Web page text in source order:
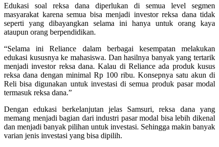
Edukasi soal reksa dana diperlukan di semua level segmen
masyarakat karena semua bisa menjadi investor reksa dana tidak
seperti yang dibayangkan selama ini hanya untuk orang kaya
ataupun orang berpendidikan.
“Selama ini Reliance dalam berbagai kesempatan melakukan
edukasi kususnya ke mahasiswa. Dan hasilnya banyak yang tertarik
menjadi investor reksa dana. Kalau di Reliance ada produk kusus
reksa dana dengan minimal Rp 100 ribu. Konsepnya satu akun di
Reli bisa digunakan untuk investasi di semua produk pasar modal
termasuk reksa dana.”
Dengan edukasi berkelanjutan jelas Samsuri, reksa dana yang
memang menjadi bagian dari industri pasar modal bisa lebih dikenal
dan menjadi banyak pilihan untuk investasi. Sehingga makin banyak
varian jenis investasi yang bisa dipilih.